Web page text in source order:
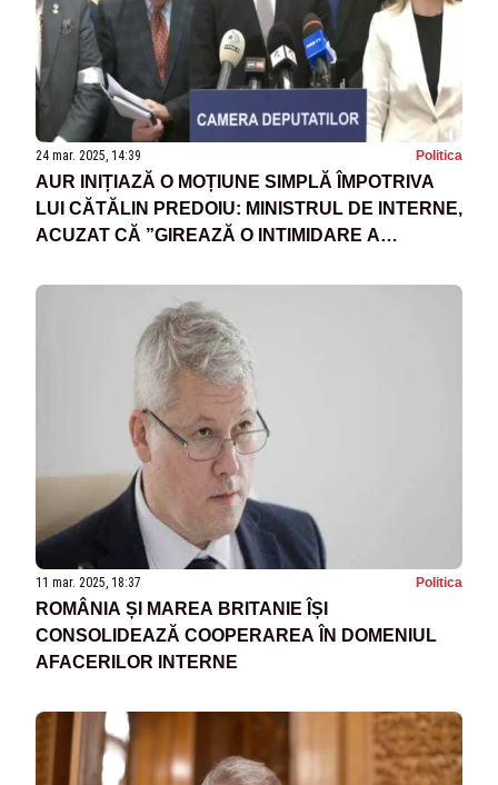
24 mar. 2025, 14:39 Politica
AUR INIȚIAZĂ O MOȚIUNE SIMPLĂ ÎMPOTRIVA
LUI CĂTĂLIN PREDOIU: MINISTRUL DE INTERNE,
ACUZAT CĂ ”GIREAZĂ O INTIMIDARE A
11 mar. 2025, 18:37 Politica
ROMÂNIA ȘI MAREA BRITANIE ÎȘI
CONSOLIDEAZĂ COOPERAREA ÎN DOMENIUL
AFACERILOR INTERNE